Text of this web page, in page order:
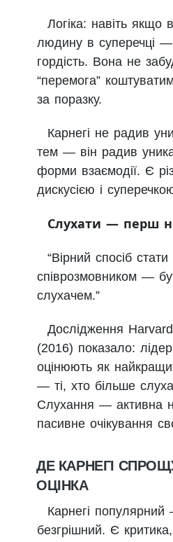
Логіка: навіть якщо
людину в суперечці —
гордість. Вона не
“перемога”
за поразку.
Карнегі не радив
тем — він радив
форми взаємодії. Є
дискусією і
Слухати — перш
“Вірний спосіб
співрозмовником —
слухачем.”
Дослідження
(2016) показало:
оцінюють як
— ті, хто більше
Слухання — активна
пасивне очікування
ДЕ КАРНЕГІ
ОЦІНКА
Карнегі
безгрішний. Є